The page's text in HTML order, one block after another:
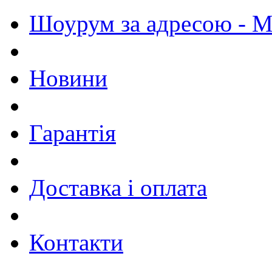
Шоурум за адресою - М.
Новини
Гарантія
Доставка і оплата
Контакти